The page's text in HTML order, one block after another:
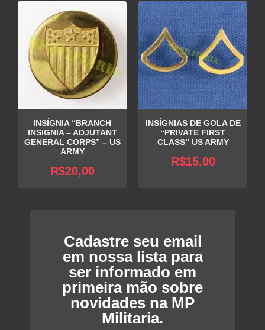
INSÍGNIA “BRANCH
INSIGNIA – ADJUTANT
GENERAL CORPS” – US
ARMY
R$20,00
INSÍGNIAS DE GOLA DE
“PRIVATE FIRST
CLASS” US ARMY
R$15,00
Cadastre seu email
em nossa lista para
ser informado em
primeira mão sobre
novidades na MP
Militaria.